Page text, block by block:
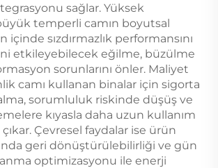
sağlar. Yüksek
temperli camın boyutsal
içinde sızdırmazlık performansını
etkileyebilecek eğilme, büzülme
sorunlarını önler. Maliyet
camı kullanan binalar için sigorta
sorumluluk riskinde düşüş ve
kıyasla daha uzun kullanım
Çevresel faydalar ise ürün
geri dönüştürülebilirliği ve gün
optimizasyonu ile enerji